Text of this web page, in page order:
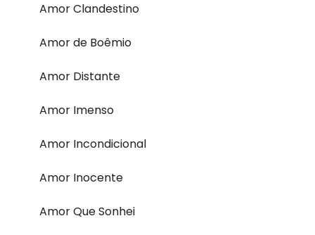
Amor Clandestino
Amor de Boêmio
Amor Distante
Amor Imenso
Amor Incondicional
Amor Inocente
Amor Que Sonhei